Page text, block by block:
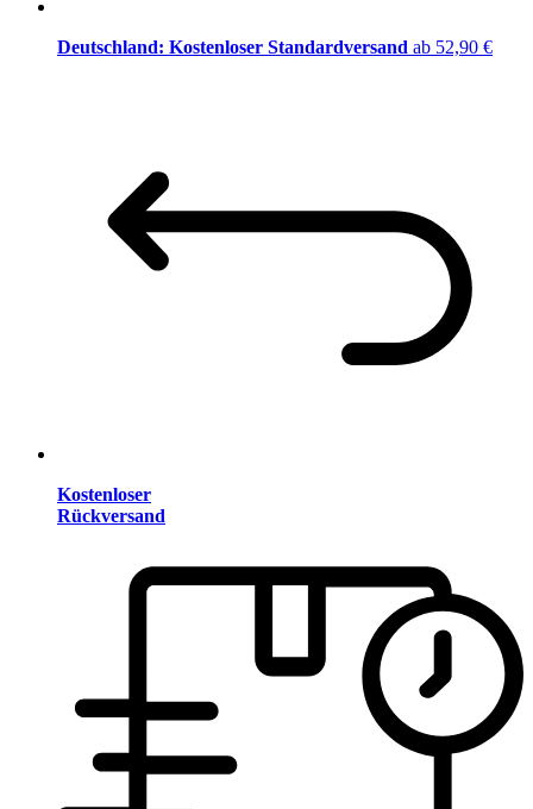
Deutschland: Kostenloser Standardversand ab 52,90 €
Kostenloser
Rückversand